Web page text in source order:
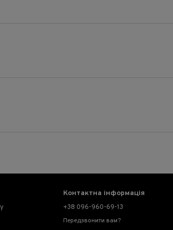
Контактна інформація
+38 096-960-69-13
Передзвонити вам?